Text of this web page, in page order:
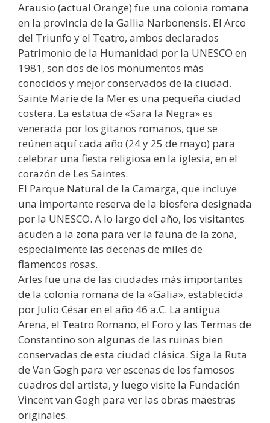
Arausio (actual Orange) fue una colonia romana
en la provincia de la Gallia Narbonensis. El Arco
del Triunfo y el Teatro, ambos declarados
Patrimonio de la Humanidad por la UNESCO en
1981, son dos de los monumentos más
conocidos y mejor conservados de la ciudad.
Sainte Marie de la Mer es una pequeña ciudad
costera. La estatua de «Sara la Negra» es
venerada por los gitanos romanos, que se
reúnen aquí cada año (24 y 25 de mayo) para
celebrar una fiesta religiosa en la iglesia, en el
corazón de Les Saintes.
El Parque Natural de la Camarga, que incluye
una importante reserva de la biosfera designada
por la UNESCO. A lo largo del año, los visitantes
acuden a la zona para ver la fauna de la zona,
especialmente las decenas de miles de
flamencos rosas.
Arles fue una de las ciudades más importantes
de la colonia romana de la «Galia», establecida
por Julio César en el año 46 a.C. La antigua
Arena, el Teatro Romano, el Foro y las Termas de
Constantino son algunas de las ruinas bien
conservadas de esta ciudad clásica. Siga la Ruta
de Van Gogh para ver escenas de los famosos
cuadros del artista, y luego visite la Fundación
Vincent van Gogh para ver las obras maestras
originales.